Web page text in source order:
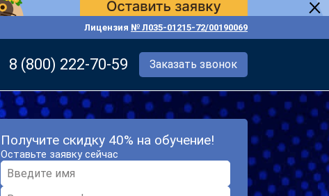
Лицензия № Л035-01215-72/00190069
8 (800) 222-70-59 Заказать звонок
Получите скидку 40% на обучение!
Оставьте заявку сейчас